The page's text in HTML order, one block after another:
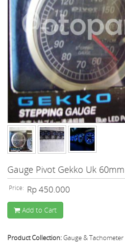
Gauge Pivot Gekko Uk 60mm
Price: Rp 450.000
Add to Cart
Product Collection:Gauge & Tachometer